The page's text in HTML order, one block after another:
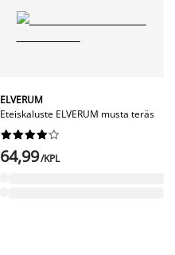
ELVERUM
Eteiskaluste ELVERUM musta teräs






64,99/KPL